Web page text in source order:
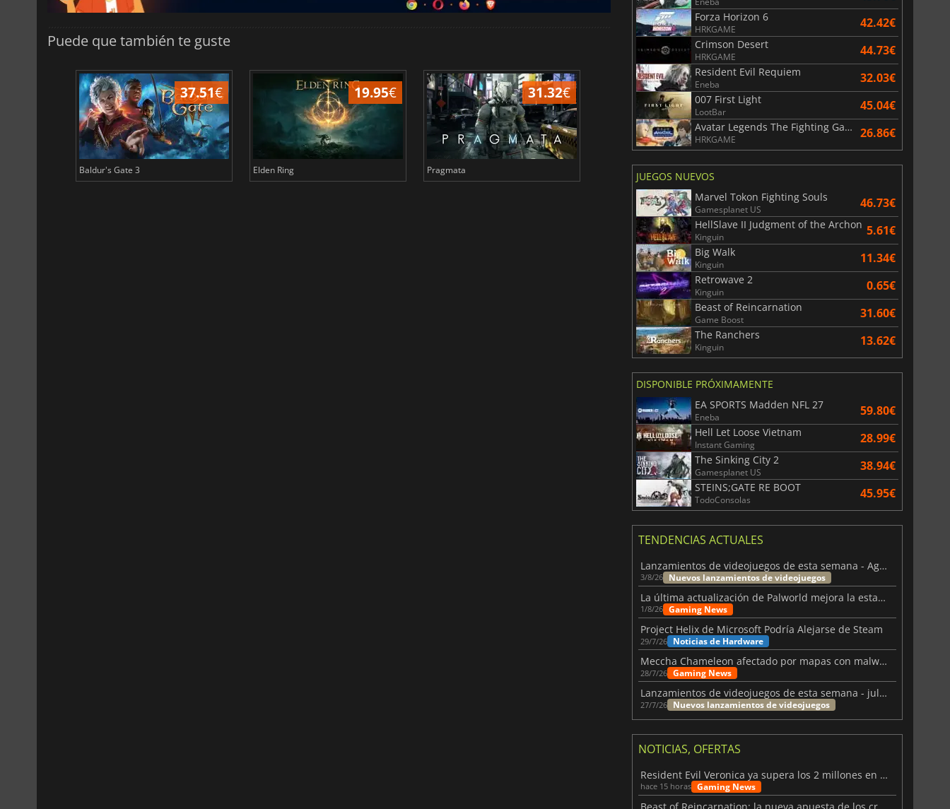
Puede que también te guste
37.51€
Baldur's Gate 3
19.95€
Elden Ring
31.32€
Pragmata
6.75€ 15.48
Forza Horizon 6
HRKGAME 42.42€
Crimson Desert
HRKGAME 44.73€
Resident Evil Requiem
Eneba 32.03€
007 First Light
LootBar 45.04€
Avatar Legends The Fighting Game
HRKGAME 26.86€
JUEGOS NUEVOS
Marvel Tokon Fighting Souls
Gamesplanet US 46.73€
HellSlave II Judgment of the Archon
Kinguin 5.61€
Big Walk
Kinguin 11.34€
Retrowave 2
Kinguin 0.65€
Beast of Reincarnation
Game Boost 31.60€
The Ranchers
Kinguin 13.62€
DISPONIBLE PRÓXIMAMENTE
EA SPORTS Madden NFL 27
Eneba 59.80€
Hell Let Loose Vietnam
Instant Gaming 28.99€
The Sinking City 2
Gamesplanet US 38.94€
STEINS;GATE RE BOOT
TodoConsolas 45.95€
TENDENCIAS ACTUALES
Lanzamientos de videojuegos de esta semana - Agosto de 2026 (semana 32)
3/8/26 Nuevos lanzamientos de videojuegos
La última actualización de Palworld mejora la estabilidad
1/8/26 Gaming News
Project Helix de Microsoft Podría Alejarse de Steam
29/7/26 Noticias de Hardware
Meccha Chameleon afectado por mapas con malware y Discord
28/7/26 Gaming News
Lanzamientos de videojuegos de esta semana - julio 2026 (semana 31)
27/7/26 Nuevos lanzamientos de videojuegos
NOTICIAS, OFERTAS
Resident Evil Veronica ya supera los 2 millones en listas de deseados
hace 15 horas Gaming News